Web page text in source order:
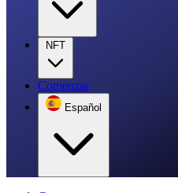
NFT
Comenzar
Español